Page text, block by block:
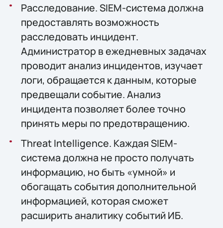
Расследование. SIEM-система должна
предоставлять возможность
расследовать инцидент.
Администратор в ежедневных задачах
проводит анализ инцидентов, изучает
логи, обращается к данным, которые
предвещали событие. Анализ
инцидента позволяет более точно
принять меры по предотвращению.
Threat Intelligence. Каждая SIEM-
система должна не просто получать
информацию, но быть «умной» и
обогащать события дополнительной
информацией, которая сможет
расширить аналитику событий ИБ.